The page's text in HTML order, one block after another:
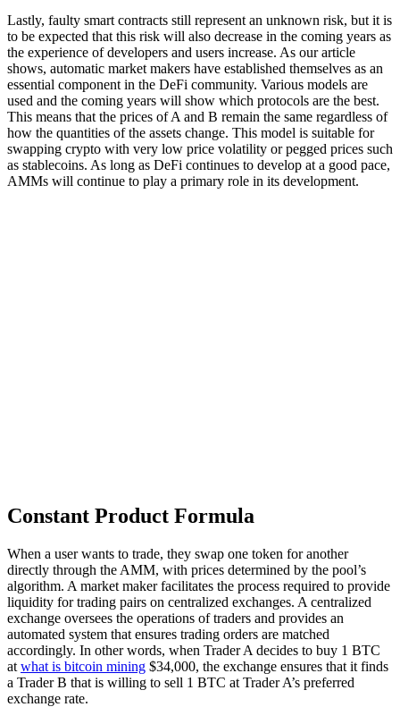
Lastly, faulty smart contracts still represent an unknown risk, but it is
to be expected that this risk will also decrease in the coming years as
the experience of developers and users increase. As our article
shows, automatic market makers have established themselves as an
essential component in the DeFi community. Various models are
used and the coming years will show which protocols are the best.
This means that the prices of A and B remain the same regardless of
how the quantities of the assets change. This model is suitable for
swapping crypto with very low price volatility or pegged prices such
as stablecoins. As long as DeFi continues to develop at a good pace,
AMMs will continue to play a primary role in its development.
Constant Product Formula
When a user wants to trade, they swap one token for another
directly through the AMM, with prices determined by the pool’s
algorithm. A market maker facilitates the process required to provide
liquidity for trading pairs on centralized exchanges. A centralized
exchange oversees the operations of traders and provides an
automated system that ensures trading orders are matched
accordingly. In other words, when Trader A decides to buy 1 BTC
at what is bitcoin mining $34,000, the exchange ensures that it finds
a Trader B that is willing to sell 1 BTC at Trader A’s preferred
exchange rate.